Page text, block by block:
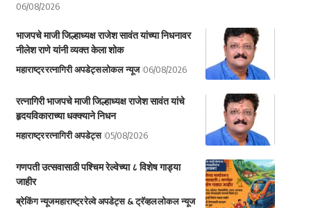
06/08/2026
भाजपचे माजी जिल्हाध्यक्ष राजेश सावंत यांच्या निधनावर
नीलेश राणे यांनी व्यक्त केला शोक
महाराष्ट्ररत्नागिरी अपडेट्सलोकल न्यूज 06/08/2026
रत्नागिरी भाजपचे माजी जिल्हाध्यक्ष राजेश सावंत यांचे
हृदयविकाराच्या धक्क्याने निधन
महाराष्ट्ररत्नागिरी अपडेट्स 05/08/2026
गणपती उत्सवासाठी पश्चिम रेल्वेच्या ८ विशेष गाड्या
जाहीर
ब्रेकिंग न्यूजमहाराष्ट्ररेल्वे अपडेट्स & ट्रॅव्हललोकल न्यूज